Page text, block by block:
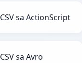
CSV sa ActionScript
CSV sa Avro